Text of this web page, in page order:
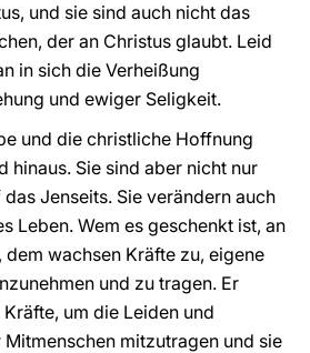
und sie sind auch nicht das
der an Christus glaubt. Leid
in sich die Verheißung
und ewiger Seligkeit.
und die christliche Hoffnung
hinaus. Sie sind aber nicht nur
Jenseits. Sie verändern auch
Leben. Wem es geschenkt ist, an
dem wachsen Kräfte zu, eigene
und zu tragen. Er
um die Leiden und
mitzutragen und sie